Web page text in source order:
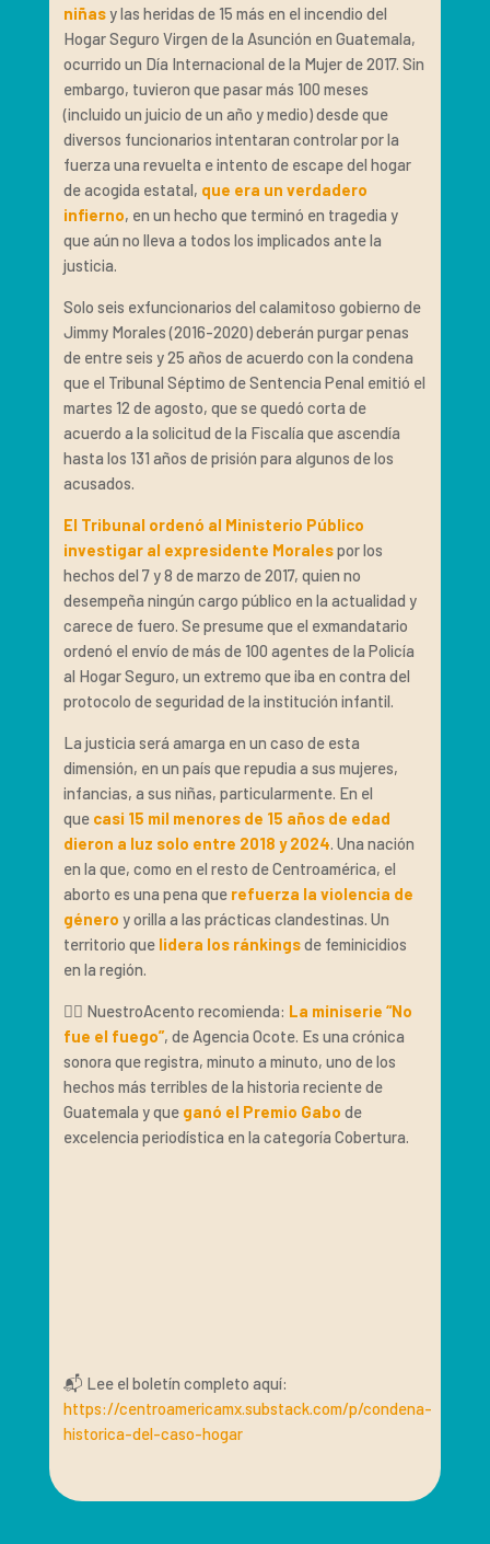
niñasy las heridas de 15 más en el incendio del
Hogar Seguro Virgen de la Asunción en Guatemala,
ocurrido un Día Internacional de la Mujer de 2017. Sin
embargo, tuvieron que pasar más 100 meses
(incluido un juicio de un año y medio) desde que
diversos funcionarios intentaran controlar por la
fuerza una revuelta e intento de escape del hogar
de acogida estatal, que era un verdadero
infierno, en un hecho que terminó en tragedia y
que aún no lleva a todos los implicados ante la
justicia.
Solo seis exfuncionarios del calamitoso gobierno de
Jimmy Morales (2016-2020) deberán purgar penas
de entre seis y 25 años de acuerdo con la condena
que el Tribunal Séptimo de Sentencia Penal emitió el
martes 12 de agosto, que se quedó corta de
acuerdo a la solicitud de la Fiscalía que ascendía
hasta los 131 años de prisión para algunos de los
acusados.
El Tribunal ordenó al Ministerio Público
investigar al expresidente Moralespor los
hechos del 7 y 8 de marzo de 2017, quien no
desempeña ningún cargo público en la actualidad y
carece de fuero. Se presume que el exmandatario
ordenó el envío de más de 100 agentes de la Policía
al Hogar Seguro, un extremo que iba en contra del
protocolo de seguridad de la institución infantil.
La justicia será amarga en un caso de esta
dimensión, en un país que repudia a sus mujeres,
infancias, a sus niñas, particularmente. En el
que casi 15 mil menores de 15 años de edad
dieron a luz solo entre 2018 y 2024. Una nación
en la que, como en el resto de Centroamérica, el
aborto es una pena que refuerza la violencia de
género y orilla a las prácticas clandestinas. Un
territorio que lidera los ránkingsde feminicidios
en la región.
👉🏽 NuestroAcento recomienda: La miniserie “No
fue el fuego”, de Agencia Ocote. Es una crónica
sonora que registra, minuto a minuto, uno de los
hechos más terribles de la historia reciente de
Guatemala y que ganó el Premio Gabo de
excelencia periodística en la categoría Cobertura.
📬 Lee el boletín completo aquí:
https://centroamericamx.substack.com/p/condena-
historica-del-caso-hogar